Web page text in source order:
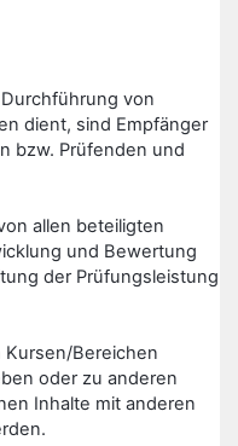
von
dient, sind Empfänger
bzw. Prüfenden und
allen beteiligten
und Bewertung
der Prüfungsleistung
Bereichen
oder zu anderen
Inhalte mit anderen